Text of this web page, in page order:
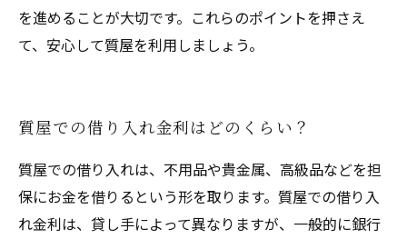
を進めることが大切です。これらのポイントを押さえ
て、安心して質屋を利用しましょう。
質屋での借り入れ金利はどのくらい？
質屋での借り入れは、不用品や貴金属、高級品などを担
保にお金を借りるという形を取ります。質屋での借り入
れ金利は、貸し手によって異なりますが、一般的に銀行